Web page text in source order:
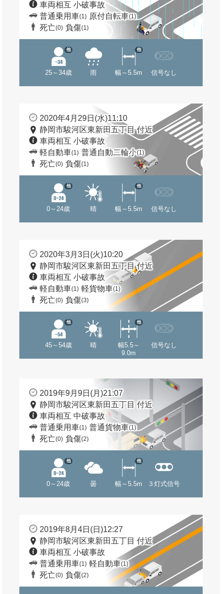
車両相互 小破事故
普通乗用車(1) 原付自転車(1)
死亡(0) 負傷(1)
25～34歳
他
雨 幅～5.5m
他
信号なし
2020年4月29日(水)11:10
静岡市駿河区東新田五丁目 付近
車両相互 小破事故
軽自動車(1) 普通自動二輪小(1)
死亡(0) 負傷(1)
0～24歳
他
晴 幅～5.5m
他
信号なし
2020年3月3日(火)10:20
静岡市駿河区東新田五丁目 付近
車両相互 小破事故
軽自動車(1) 軽貨物車(1)
死亡(0) 負傷(3)
45～54歳
他
晴
幅5.5～
9.0m
他
信号なし
2019年9月9日(月)21:07
静岡市駿河区東新田五丁目 付近
車両相互 中破事故
普通乗用車(1) 普通貨物車(1)
死亡(0) 負傷(2)
0～24歳
他
曇 幅～5.5m
他
３灯式信号
2019年8月4日(日)12:27
静岡市駿河区東新田五丁目 付近
車両相互 小破事故
普通乗用車(1) 軽自動車(1)
死亡(0) 負傷(2)